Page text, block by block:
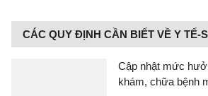
CÁC QUY ĐỊNH CẦN BIẾT VỀ Y TẾ-
Cập nhật mức
khám, chữa bệnh